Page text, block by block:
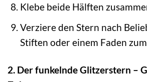
Klebe beide Hälften
Verziere den Stern nach
Stiften oder einem Faden
2. Der funkelnde Glitzerstern –